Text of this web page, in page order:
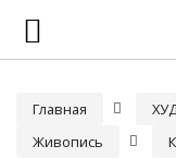
Главная
Живопись